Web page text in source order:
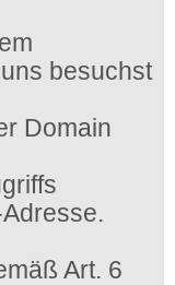
besuchst
Domain
Art. 6